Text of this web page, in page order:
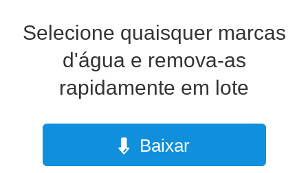
Selecione quaisquer marcas
d'água e remova-as
rapidamente em lote
Baixar